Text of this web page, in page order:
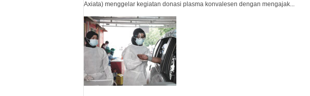
Axiata) menggelar kegiatan donasi plasma konvalesen dengan mengajak...